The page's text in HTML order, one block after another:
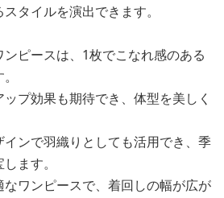
タイルを演出できます。
ピースは、1枚でこなれ感のある
プ効果も期待でき、体型を美しく
ンで羽織りとしても活用でき、季
ます。
ワンピースで、着回しの幅が広が